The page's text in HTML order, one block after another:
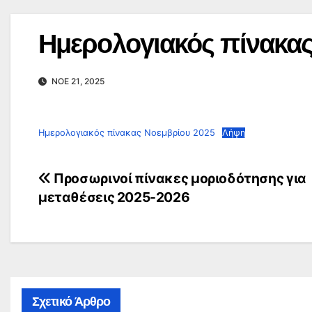
Ημερολογιακός
ΝΟΈ 21, 2025
Ημερολογιακός πίνακας Νοεμβρίου 2025 Λήψη
Πλοήγηση
άρθρων
Προσωρινοί πίνακες μοριοδότησης για
μεταθέσεις 2025-2026
Σχετικό Άρθρο